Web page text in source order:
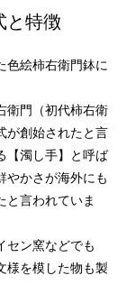
と特徴
色絵柿右衛門鉢に
衛門（初代柿右衛
が創始されたと言
【濁し手】と呼ば
やかさが海外にも
と言われていま
セン窯などでも
様を模した物も製